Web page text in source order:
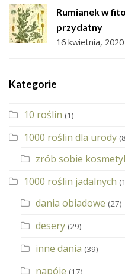
Rumianek w
przydatny
16 kwietnia, 2020
Kategorie
10 roślin (1)
1000 roślin dla urody
zrób sobie
1000 roślin jadalnych
dania obiadowe (27)
desery (29)
inne dania (39)
napóje (17)